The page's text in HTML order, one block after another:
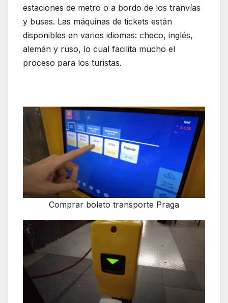
estaciones de metro o a bordo de los tranvías
y buses. Las máquinas de tickets están
disponibles en varios idiomas: checo, inglés,
alemán y ruso, lo cual facilita mucho el
proceso para los turistas.
Comprar boleto transporte Praga